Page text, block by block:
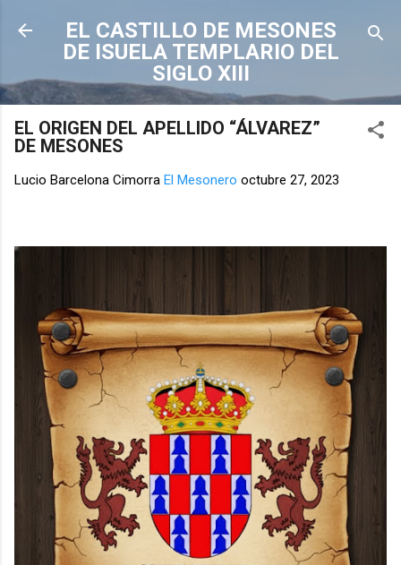
Ir al contenido principal
EL CASTILLO DE MESONES
DE ISUELA TEMPLARIO DEL
SIGLO XIII
EL ORIGEN DEL APELLIDO “ÁLVAREZ”
DE MESONES
Lucio Barcelona Cimorra El Mesonero octubre 27, 2023